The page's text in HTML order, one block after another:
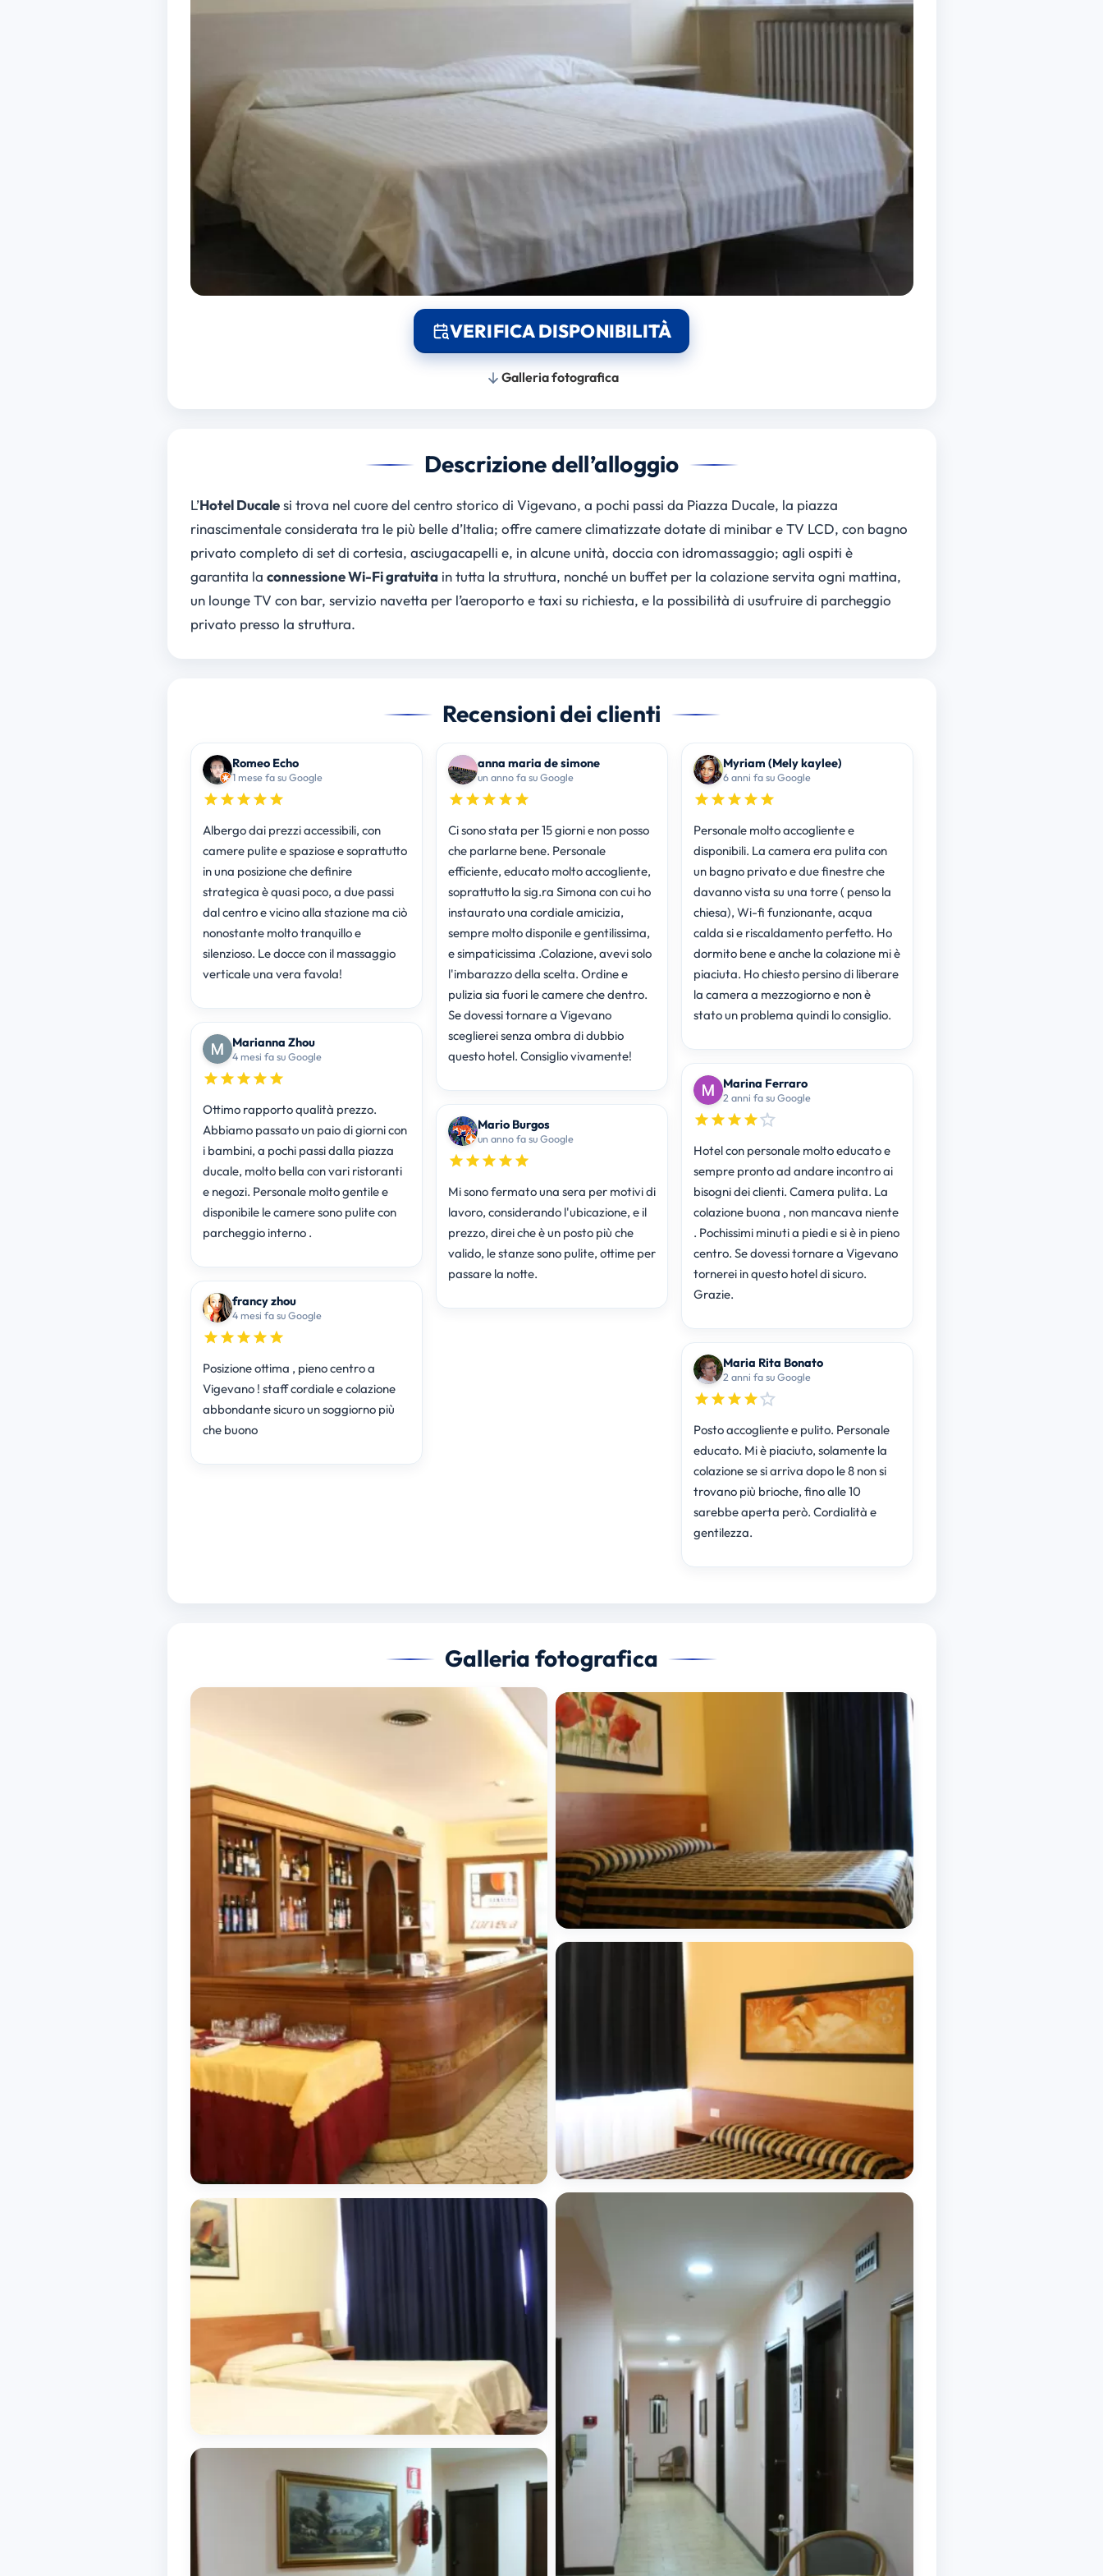
VERIFICA DISPONIBILITÀ
Galleria fotografica
Descrizione dell’alloggio
L’Hotel Ducalesi trova nel cuore del centro storico di Vigevano, a pochi passi da Piazza Ducale, la piazza
rinascimentale considerata tra le più belle d’Italia; offre camere climatizzate dotate di minibar e TV LCD, con bagno
privato completo di set di cortesia, asciugacapelli e, in alcune unità, doccia con idromassaggio; agli ospiti è
garantita la connessione Wi-Fi gratuitain tutta la struttura, nonché un buffet per la colazione servita ogni mattina,
un lounge TV con bar, servizio navetta per l’aeroporto e taxi su richiesta, e la possibilità di usufruire di parcheggio
privato presso la struttura.
Recensioni dei clienti
Romeo Echo
1 mese fa su Google
Albergo dai prezzi accessibili, con
camere pulite e spaziose e soprattutto
in una posizione che definire
strategica è quasi poco, a due passi
dal centro e vicino alla stazione ma ciò
nonostante molto tranquillo e
silenzioso. Le docce con il massaggio
verticale una vera favola!
Marianna Zhou
4 mesi fa su Google
Ottimo rapporto qualità prezzo.
Abbiamo passato un paio di giorni con
i bambini, a pochi passi dalla piazza
ducale, molto bella con vari ristoranti
e negozi. Personale molto gentile e
disponibile le camere sono pulite con
parcheggio interno .
francy zhou
4 mesi fa su Google
Posizione ottima , pieno centro a
Vigevano ! staff cordiale e colazione
abbondante sicuro un soggiorno più
che buono
anna maria de simone
un anno fa su Google
Ci sono stata per 15 giorni e non posso
che parlarne bene. Personale
efficiente, educato molto accogliente,
soprattutto la sig.ra Simona con cui ho
instaurato una cordiale amicizia,
sempre molto disponile e gentilissima,
e simpaticissima .Colazione, avevi solo
l'imbarazzo della scelta. Ordine e
pulizia sia fuori le camere che dentro.
Se dovessi tornare a Vigevano
sceglierei senza ombra di dubbio
questo hotel. Consiglio vivamente!
Mario Burgos
un anno fa su Google
Mi sono fermato una sera per motivi di
lavoro, considerando l'ubicazione, e il
prezzo, direi che è un posto più che
valido, le stanze sono pulite, ottime per
passare la notte.
Myriam (Mely kaylee)
6 anni fa su Google
Personale molto accogliente e
disponibili. La camera era pulita con
un bagno privato e due finestre che
davanno vista su una torre ( penso la
chiesa), Wi-fi funzionante, acqua
calda si e riscaldamento perfetto. Ho
dormito bene e anche la colazione mi è
piaciuta. Ho chiesto persino di liberare
la camera a mezzogiorno e non è
stato un problema quindi lo consiglio.
Marina Ferraro
2 anni fa su Google
Hotel con personale molto educato e
sempre pronto ad andare incontro ai
bisogni dei clienti. Camera pulita. La
colazione buona , non mancava niente
. Pochissimi minuti a piedi e si è in pieno
centro. Se dovessi tornare a Vigevano
tornerei in questo hotel di sicuro.
Grazie.
Maria Rita Bonato
2 anni fa su Google
Posto accogliente e pulito. Personale
educato. Mi è piaciuto, solamente la
colazione se si arriva dopo le 8 non si
trovano più brioche, fino alle 10
sarebbe aperta però. Cordialità e
gentilezza.
Galleria fotografica